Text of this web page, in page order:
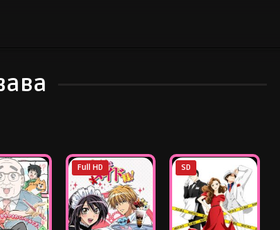
Full HD SD